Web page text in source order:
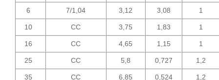
6 7/1,04 3,12 3,08 1
10 CC 3,75 1,83 1
16 CC 4,65 1,15 1
25 CC 5,8 0,727 1,2
35 CC 6,85 0,524 1,2